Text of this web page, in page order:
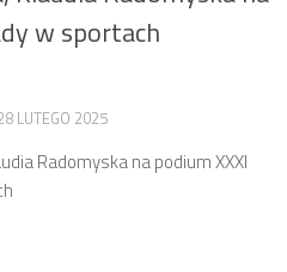
w sportach
LUTEGO 2025
Radomyska na podium XXXI